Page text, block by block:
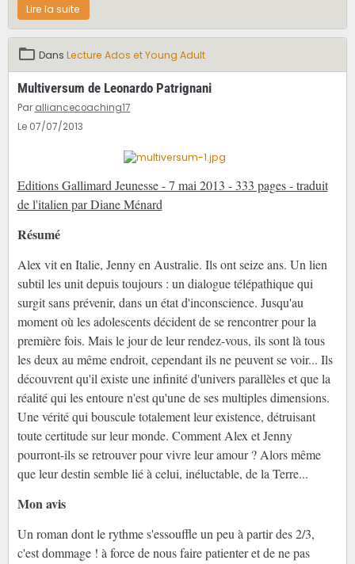
Lire la suite
Dans Lecture Ados et Young Adult
Multiversum de Leonardo Patrignani
Par alliancecoaching17
Le 07/07/2013
Editions Gallimard Jeunesse - 7 mai 2013 - 333 pages - traduit
de l'italien par Diane Ménard
Résumé
Alex vit en Italie, Jenny en Australie. Ils ont seize ans. Un lien
subtil les unit depuis toujours : un dialogue télépathique qui
surgit sans prévenir, dans un état d'inconscience. Jusqu'au
moment où les adolescents décident de se rencontrer pour la
première fois. Mais le jour de leur rendez-vous, ils sont là tous
les deux au même endroit, cependant ils ne peuvent se voir... Ils
découvrent qu'il existe une infinité d'univers parallèles et que la
réalité qui les entoure n'est qu'une de ses multiples dimensions.
Une vérité qui bouscule totalement leur existence, détruisant
toute certitude sur leur monde. Comment Alex et Jenny
pourront-ils se retrouver pour vivre leur amour ? Alors même
que leur destin semble lié à celui, inéluctable, de la Terre...
Mon avis
Un roman dont le rythme s'essouffle un peu à partir des 2/3,
c'est dommage ! à force de nous faire patienter et de ne pas